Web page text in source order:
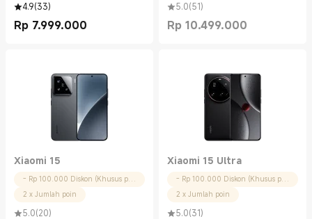
4.9(33)
Rp 7.999.000
Current Price Rp 7999000.00
5.0(51)
Rp 10.499.000
Current Price Rp 10499000.00
Xiaomi 15
- Rp 100.000 Diskon (Khusus pengguna baru)
2 x Jumlah poin
5.0(20)
Xiaomi 15 Ultra
- Rp 100.000 Diskon (Khusus pengguna baru)
2 x Jumlah poin
5.0(31)